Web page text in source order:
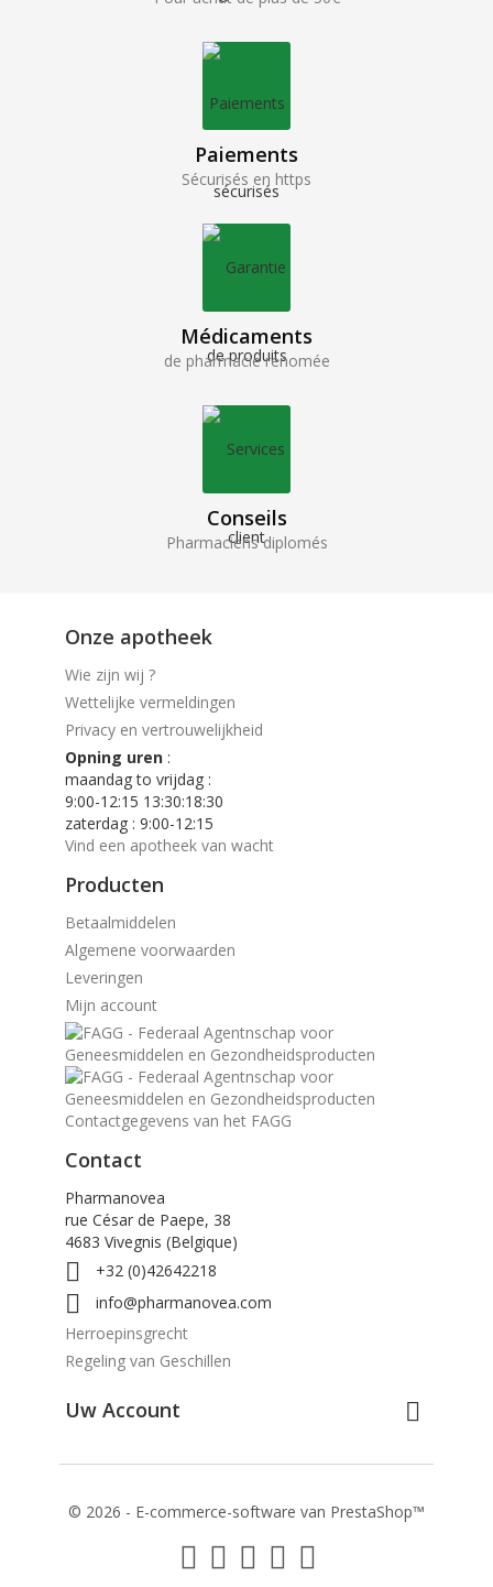
Paiements
Sécurisés en https
Médicaments
de pharmacie renomée
Conseils
Pharmaciens diplomés
Onze apotheek
Wie zijn wij ?
Wettelijke vermeldingen
Privacy en vertrouwelijkheid
Opning uren :
maandag to vrijdag :
9:00-12:15 13:30:18:30
zaterdag : 9:00-12:15
Vind een apotheek van wacht
Producten
Betaalmiddelen
Algemene voorwaarden
Leveringen
Mijn account
Contactgegevens van het FAGG
Contact
Pharmanovea
rue César de Paepe, 38
4683 Vivegnis (Belgique)
 +32 (0)42642218

info@pharmanovea.com
Herroepinsgrecht
Regeling van Geschillen
Uw Account 
© 2026 - E-commerce-software van PrestaShop™